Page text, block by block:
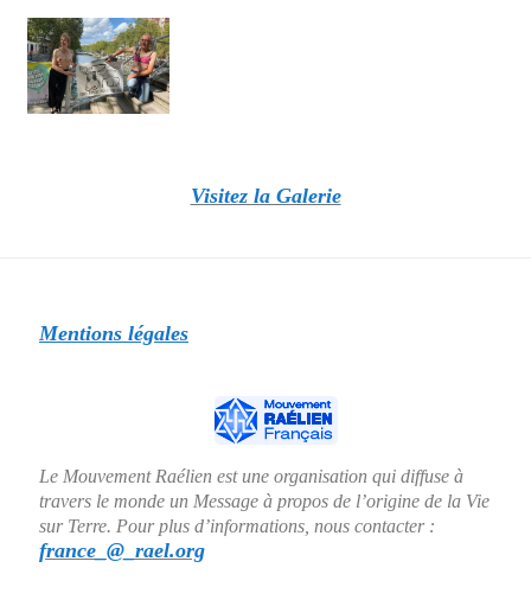
Visitez la Galerie
Mentions légales
Le Mouvement Raélien est une organisation qui diffuse à
travers le monde un Message à propos de l’origine de la Vie
sur Terre. Pour plus d’informations, nous contacter :
france_@_rael.org